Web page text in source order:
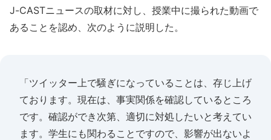
J-CASTニュースの取材に対し、授業中に撮られた動画で
あることを認め、次のように説明した。
「ツイッター上で騒ぎになっていることは、存じ上げ
ております。現在は、事実関係を確認しているところ
です。確認ができ次第、適切に対処したいと考えてい
ます。学生にも関わることですので、影響が出ないよ